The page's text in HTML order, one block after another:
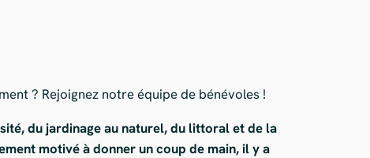
? Rejoignez notre équipe de bénévoles !
du jardinage au naturel, du littoral et de la
motivé à donner un coup de main, il y a